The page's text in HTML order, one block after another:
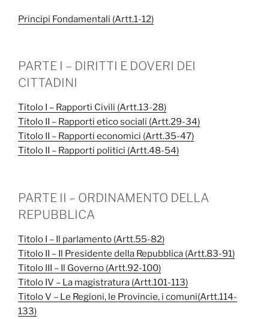
o
o
e
r
d
I
A
p
v
i
Principi Fondamentali (Artt.1-12)
PARTE I – DIRITTI E DOVERI DEI
CITTADINI
Titolo I – Rapporti Civili (Artt.13-28)
Titolo II – Rapporti etico sociali (Artt.29-34)
Titolo II – Rapporti economici (Artt.35-47)
Titolo II – Rapporti politici (Artt.48-54)
PARTE II – ORDINAMENTO DELLA
REPUBBLICA
Titolo I – Il parlamento (Artt.55-82)
Titolo II – Il Presidente della Repubblica (Artt.83-91)
Titolo III – Il Governo (Artt.92-100)
Titolo IV – La magistratura (Artt.101-113)
Titolo V – Le Regioni, le Provincie, i comuni(Artt.114-
133)